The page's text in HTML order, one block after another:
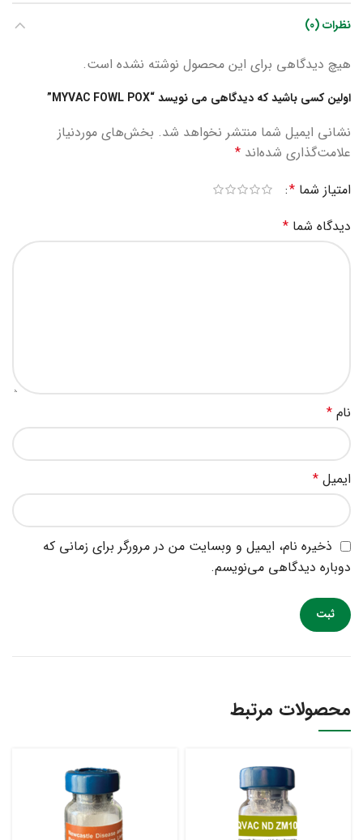
نظرات (0)
هیچ دیدگاهی برای این محصول نوشته نشده است.
اولین کسی باشید که دیدگاهی می نویسد “MYVAC FOWL POX”
نشانی ایمیل شما منتشر نخواهد شد. بخش‌های موردنیاز
علامت‌گذاری شده‌اند *
امتیاز شما *
دیدگاه شما *
نام *
ایمیل *
ذخیره نام، ایمیل و وبسایت من در مرورگر برای زمانی که
دوباره دیدگاهی می‌نویسم.
محصولات مرتبط